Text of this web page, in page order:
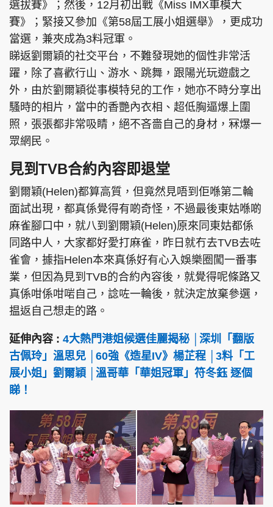
頭條搵工 EDUPLUS
關於我們
聯絡我們
隱私政策聲明
使用條款
版權及免責聲明
Copyright © 東周網 版權所有 . 不得轉載
©Eastweek.com.hk. All rights reserved.
選拔賽》；然後，12月初出戰《Miss IMX車模大
賽》；緊接又參加《第58屆工展小姐選舉》，更成功
當選，兼夾成為3料冠軍。
睇返劉爾穎的社交平台，不難發現她的個性非常活
躍，除了喜歡行山、游水、跳舞，跟陽光玩遊戲之
外，由於劉爾穎從事模特兒的工作，她亦不時分享出
騷時的相片，當中的香艷內衣相、超低胸逼爆上圍
照，張張都非常吸睛，絕不吝嗇自己的身材，冧爆一
眾網民。
見到TVB合約內容即退堂
劉爾穎(Helen)都算高質，但竟然見唔到佢喺第二輪
面試出現，都真係覺得有啲奇怪，不過最後東姑喺啲
麻雀腳口中，就八到劉爾穎(Helen)原來同東姑都係
同路中人，大家都好愛打麻雀，昨日就冇去TVB去咗
雀會，據指Helen本來真係好有心入娛樂圈闖一番事
業，但因為見到TVB的合約內容後，就覺得呢條路又
真係咁係咁啱自己，諗咗一輪後，就決定放棄參選，
揾返自己想走的路。
延伸內容 : 4大熱門港姐候選佳麗揭秘 │深圳「翻版
古佩玲」溫思兒 │60強《造星IV》楊芷程 │3料「工
展小姐」劉爾穎 │溫哥華「華姐冠軍」符冬鈺 逐個
睇！